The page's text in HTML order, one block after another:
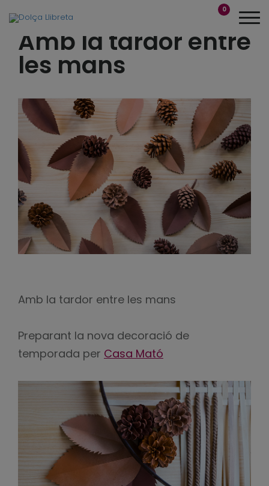
0
Amb la tardor entre
les mans
Amb la tardor entre les mans
Preparant la nova decoració de
temporada per Casa Mató